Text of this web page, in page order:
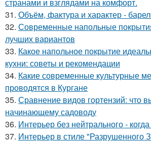
странами и взглядами на комфорт.
31. Объём, фактура и характер -
32. Современные напольные
лучших вариантов
33. Какое напольное покрытие
кухни: советы и рекомендации
34. Какие современные культурные
проводятся в Кургане
35. Сравнение видов гортензий: что
начинающему садоводу
36. Интерьер без нейтрального -
37. Интерьер в стиле "Разрушенного